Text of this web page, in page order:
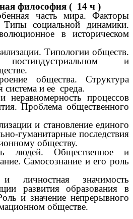
философия ( 14 ч )
часть мира. Факторы
Типы социальной динамики.
в историческом
Типологии обществ.
и
общества. Структура
система и ее среда.
неравномерность процессов
Проблема общественного
и становление единого
гуманитарные последствия
обществу.
людей. Общественное и
Самосознание и его роль
личностная значимость
развития образования в
и значение непрерывного
обществе.